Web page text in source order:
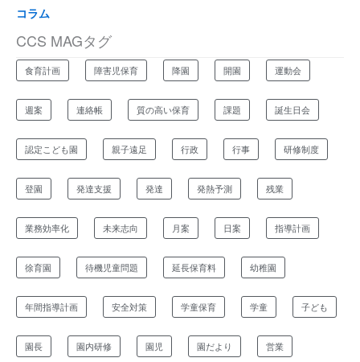
コラム
CCS MAGタグ
食育計画 障害児保育 降園 開園 運動会
週案 連絡帳 質の高い保育 課題 誕生日会
認定こども園 親子遠足 行政 行事 研修制度
登園 発達支援 発達 発熱予測 残業
業務効率化 未来志向 月案 日案 指導計画
徐育園 待機児童問題 延長保育料 幼稚園
年間指導計画 安全対策 学童保育 学童 子ども
園長 園内研修 園児 園だより 営業